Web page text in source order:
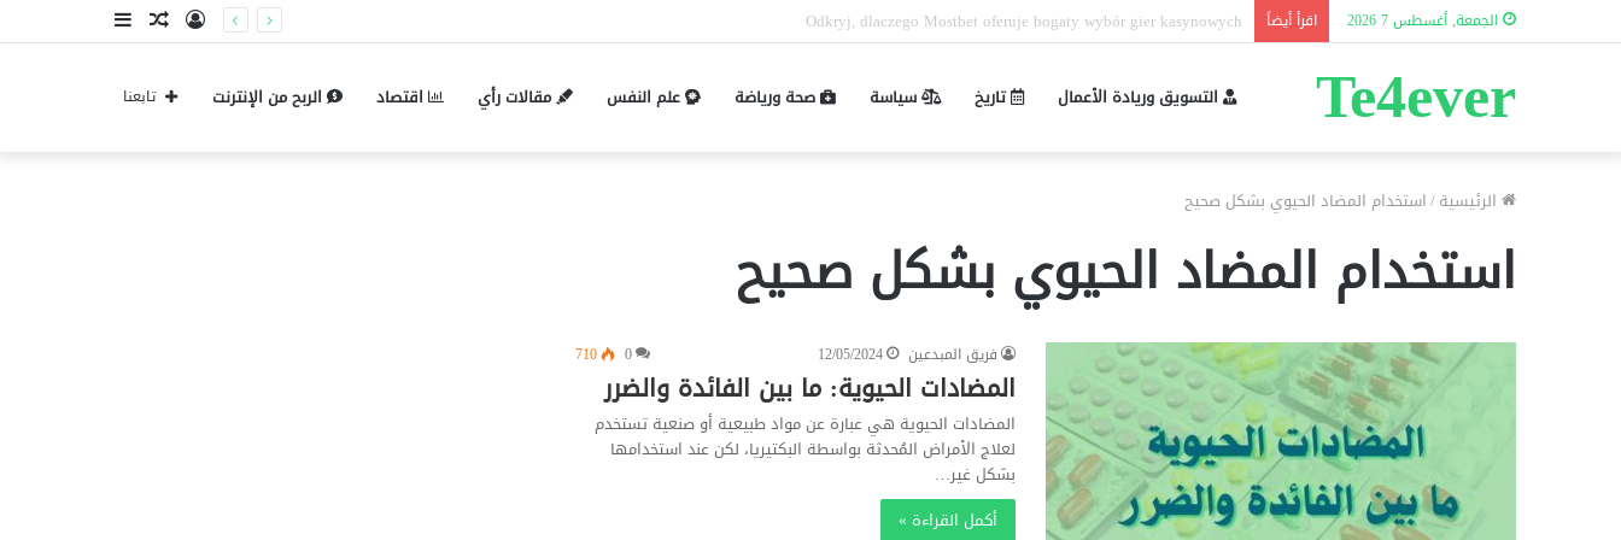
الجمعة, أغسطس 7 2026 اقرأ أيضاً Pin-up mobil və masaüstü giriş fərqləri: Performans tərkibi nədir?
إضافةمقالتسجيل
Te4ever التسويق وريادة الأعمال تاريخ سياسة صحة ورياضة علم النفس مقالات رأي اقتصاد الربح من الإنترنت تابعنا
الرئيسية/استخدام المضاد الحيوي بشكل صحيح
استخدام المضاد الحيوي بشكل صحيح
فريق المبدعين 12/05/2024
0
710
المضادات الحيوية: ما بين الفائدة والضرر
المضادات الحيوية هي عبارة عن مواد طبيعية أو صنعية تستخدم
لعلاج الأمراض المُحدثة بواسطة البكتيريا، لكن عند استخدامها
بشكل غير…
أكمل القراءة »